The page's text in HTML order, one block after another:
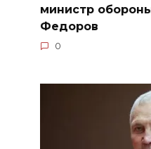
министр
Федоров
0